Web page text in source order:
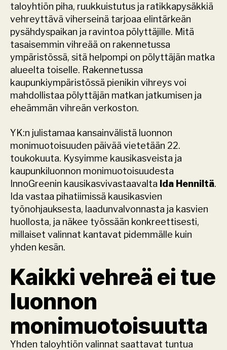
taloyhtiön piha, ruukkuistutus ja ratikkapysäkkiä
vehreyttävä viherseinä tarjoaa elintärkeän
pysähdyspaikan ja ravintoa pölyttäjille. Mitä
tasaisemmin vihreää on rakennetussa
ympäristössä, sitä helpompi on pölyttäjän matka
alueelta toiselle. Rakennetussa
kaupunkiympäristössä pienikin vihreys voi
mahdollistaa pölyttäjän matkan jatkumisen ja
eheämmän vihreän verkoston.
YK:n julistamaa kansainvälistä luonnon
monimuotoisuuden päivää vietetään 22.
toukokuuta. Kysyimme kausikasveista ja
kaupunkiluonnon monimuotoisuudesta
InnoGreenin kausikasvivastaavalta Ida Henniltä.
Ida vastaa pihatiimissä kausikasvien
työnohjauksesta, laadunvalvonnasta ja kasvien
huollosta, ja näkee työssään konkreettisesti,
millaiset valinnat kantavat pidemmälle kuin
yhden kesän.
Kaikki vehreä ei tue
luonnon
monimuotoisuutta
Yhden taloyhtiön valinnat saattavat tuntua